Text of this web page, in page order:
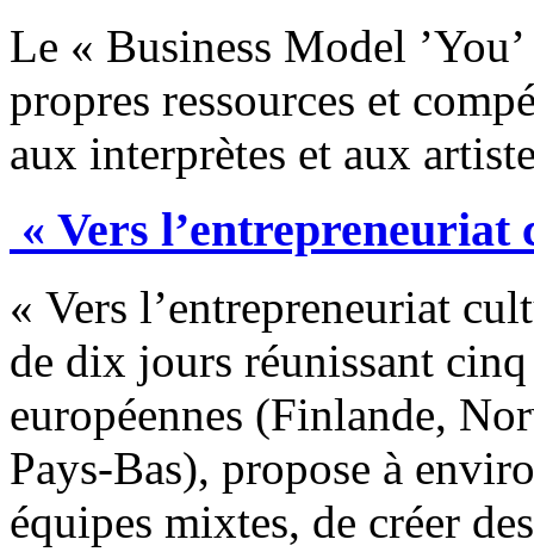
Le « Business Model
propres ressources et
aux interprètes et aux
« Vers l’entrepreneuriat
« Vers l’entrepreneuriat
de dix jours réunissant
européennes (Finlande,
Pays-Bas), propose à
équipes mixtes, de créer